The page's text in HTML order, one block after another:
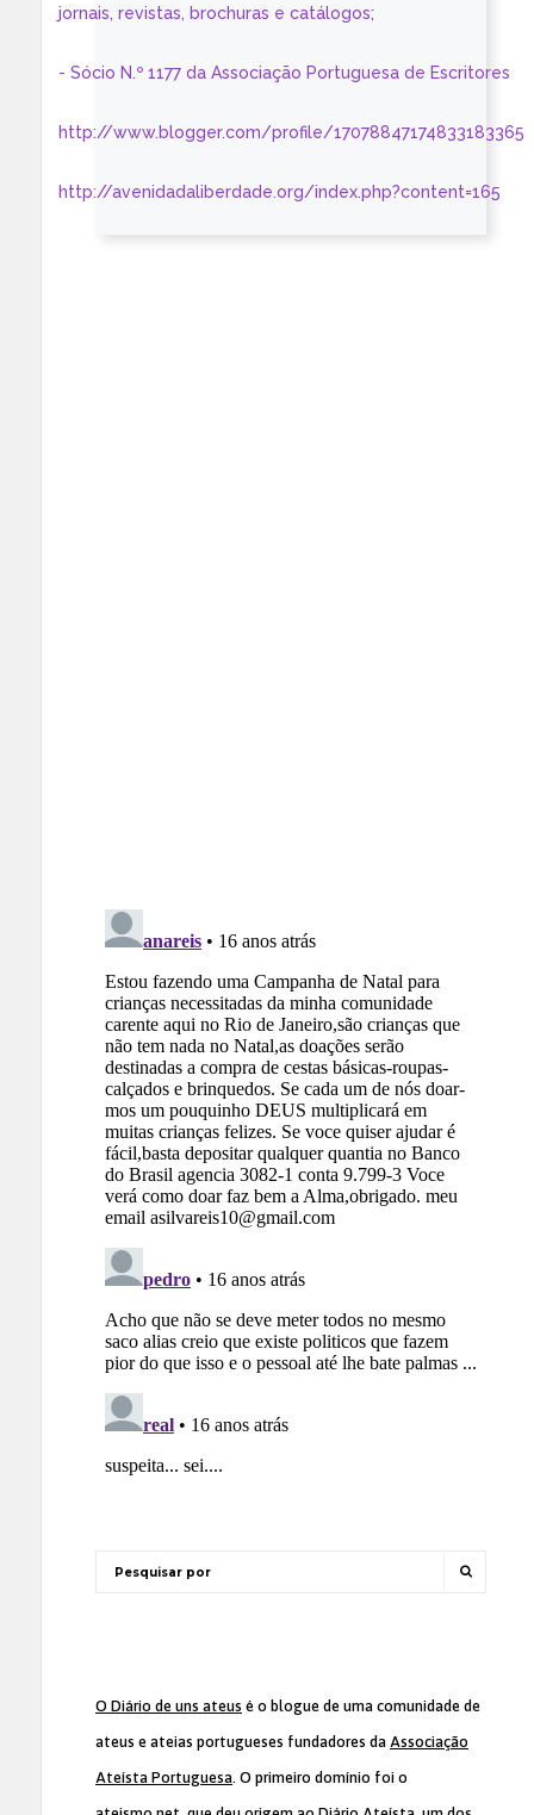
jornais, revistas, brochuras e catálogos;
- Sócio N.º 1177 da Associação Portuguesa de Escritores
http://www.blogger.com/profile/17078847174833183365
http://avenidadaliberdade.org/index.php?content=165
O Diário de uns ateus é o blogue de uma comunidade de
ateus e ateias portugueses fundadores da Associação
Ateísta Portuguesa. O primeiro domínio foi o